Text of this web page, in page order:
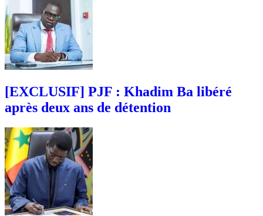
[EXCLUSIF] PJF : Khadim Ba libéré
après deux ans de détention